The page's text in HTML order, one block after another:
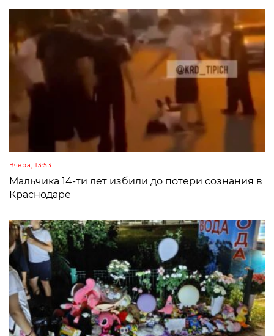
Вчера, 13:53
Мальчика 14-ти лет избили до потери сознания в
Краснодаре